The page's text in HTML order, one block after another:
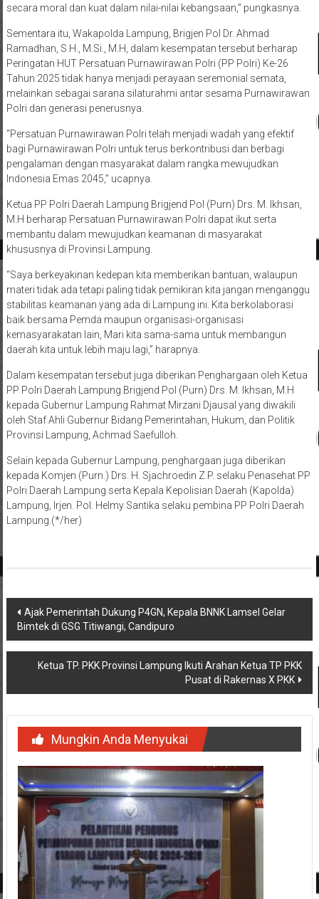
secara moral dan kuat dalam nilai-nilai kebangsaan,” pungkasnya.
Sementara itu, Wakapolda Lampung, Brigjen Pol Dr. Ahmad
Ramadhan, S.H., M.Si., M.H, dalam kesempatan tersebut berharap
Peringatan HUT Persatuan Purnawirawan Polri (PP Polri) Ke-26
Tahun 2025 tidak hanya menjadi perayaan seremonial semata,
melainkan sebagai sarana silaturahmi antar sesama Purnawirawan
Polri dan generasi penerusnya.
“Persatuan Purnawirawan Polri telah menjadi wadah yang efektif
bagi Purnawirawan Polri untuk terus berkontribusi dan berbagi
pengalaman dengan masyarakat dalam rangka mewujudkan
Indonesia Emas 2045,” ucapnya.
Ketua PP Polri Daerah Lampung Brigjend Pol (Purn) Drs. M. Ikhsan,
M.H berharap Persatuan Purnawirawan Polri dapat ikut serta
membantu dalam mewujudkan keamanan di masyarakat
khususnya di Provinsi Lampung.
“Saya berkeyakinan kedepan kita memberikan bantuan, walaupun
materi tidak ada tetapi paling tidak pemikiran kita jangan menganggu
stabilitas keamanan yang ada di Lampung ini. Kita berkolaborasi
baik bersama Pemda maupun organisasi-organisasi
kemasyarakatan lain, Mari kita sama-sama untuk membangun
daerah kita untuk lebih maju lagi,” harapnya.
Dalam kesempatan tersebut juga diberikan Penghargaan oleh Ketua
PP Polri Daerah Lampung Brigjend Pol (Purn) Drs. M. Ikhsan, M.H
kepada Gubernur Lampung Rahmat Mirzani Djausal yang diwakili
oleh Staf Ahli Gubernur Bidang Pemerintahan, Hukum, dan Politik
Provinsi Lampung, Achmad Saefulloh.
Selain kepada Gubernur Lampung, penghargaan juga diberikan
kepada Komjen (Purn.) Drs. H. Sjachroedin Z.P. selaku Penasehat PP
Polri Daerah Lampung serta Kepala Kepolisian Daerah (Kapolda)
Lampung, Irjen. Pol. Helmy Santika selaku pembina PP Polri Daerah
Lampung.(*/her)
Navigasi
pos
Ajak Pemerintah Dukung P4GN, Kepala BNNK Lamsel Gelar
Bimtek di GSG Titiwangi, Candipuro
Ketua TP. PKK Provinsi Lampung Ikuti Arahan Ketua TP PKK
Pusat di Rakernas X PKK
Mungkin Anda Menyukai